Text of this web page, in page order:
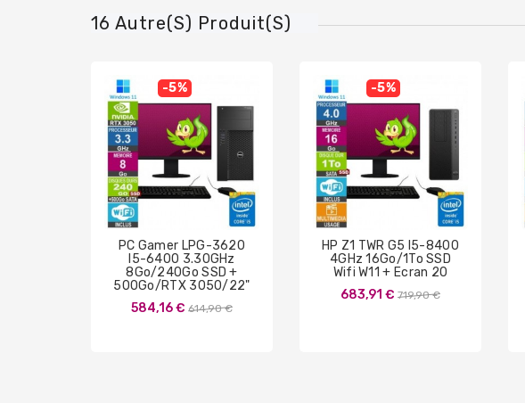
16 Autre(s) Produit(s)
-5%
PC Gamer LPG-3620
I5-6400 3.30GHz
8Go/240Go SSD +
500Go/RTX 3050/22"
584,16 € Prix
614,90 €
-5%
HP Z1 TWR G5 I5-8400
4GHz 16Go/1To SSD
Wifi W11 + Ecran 20
683,91 € Prix
719,90 €